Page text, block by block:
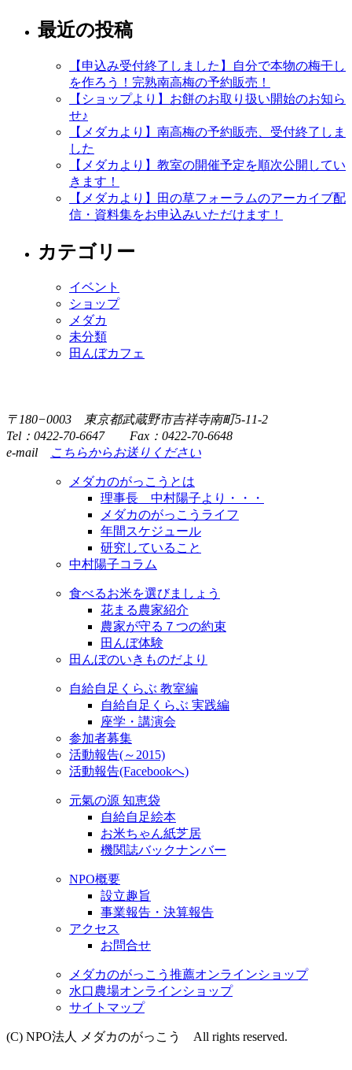
最近の投稿
【申込み受付終了しました】自分で本物の梅干し
を作ろう！完熟南高梅の予約販売！
【ショップより】お餅のお取り扱い開始のお知ら
せ♪
【メダカより】南高梅の予約販売、受付終了しま
した
【メダカより】教室の開催予定を順次公開してい
きます！
【メダカより】田の草フォーラムのアーカイブ配
信・資料集をお申込みいただけます！
カテゴリー
イベント
ショップ
メダカ
未分類
田んぼカフェ
〒180−0003 東京都武蔵野市吉祥寺南町5-11-2
Tel：0422-70-6647 Fax：0422-70-6648
e-mail
こちらからお送りください
メダカのがっこうとは
理事長 中村陽子より・・・
メダカのがっこうライフ
年間スケジュール
研究していること
中村陽子コラム
食べるお米を選びましょう
花まる農家紹介
農家が守る７つの約束
田んぼ体験
田んぼのいきものだより
自給自足くらぶ 教室編
自給自足くらぶ 実践編
座学・講演会
参加者募集
活動報告(～2015)
活動報告(Facebookへ)
元氣の源 知恵袋
自給自足絵本
お米ちゃん紙芝居
機関誌バックナンバー
NPO概要
設立趣旨
事業報告・決算報告
アクセス
お問合せ
メダカのがっこう推薦オンラインショップ
水口農場オンラインショップ
サイトマップ
(C) NPO法人 メダカのがっこう All rights reserved.